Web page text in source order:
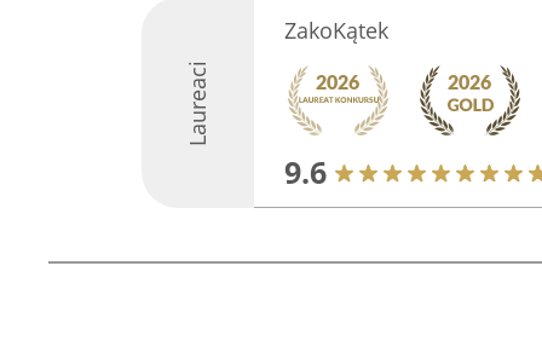
Laureaci
ZakoKątek
9.6